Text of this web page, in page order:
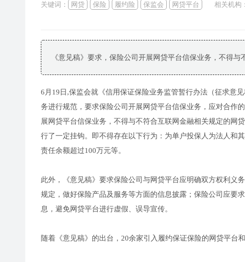
关键词： 网贷 保险 履约险 保监会 网贷平台 相关机构：
《意见稿》要求，保险公司开展网贷平台信保业务，不得
6月19日,保监会就《信用保证保险业务监管暂行办法（征求意
务进行规范，要求保险公司开展网贷平台信保业务，应对合作
展网贷平台信保业务，不得与不符合互联网金融相关规定的网
行了一定挂钩。即不得存在以下行为：为单户投保人为法人和
责任余额超过100万元等。
此外，《意见稿》要求保险公司与网贷平台应明确双方权利义
规定，做好保险产品及服务等方面的信息披露；保险公司应要
息，避免网贷平台进行虚假、误导宣传。
随着《意见稿》的出台，20余家引入履约保证保险的网贷平台